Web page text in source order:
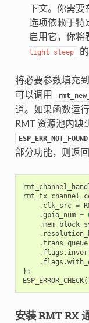
下文。你需
选项依赖于特
启用它，你将
light
sleep
将必要参数填充
可以调用
道。如果函数运
RMT 资源池内缺
ESP_ERR_NOT_FOUND
部分功能，则返回
. clk_src =
.gpio_num =
.
.
.
. flags .
. flags .
};
ESP_ERROR_CHECK(
安装 RMT RX